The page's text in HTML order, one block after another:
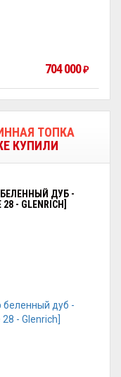
704 000 ₽
ТОПКА
КУПИЛИ
ДУБ -
- GLENRICH]